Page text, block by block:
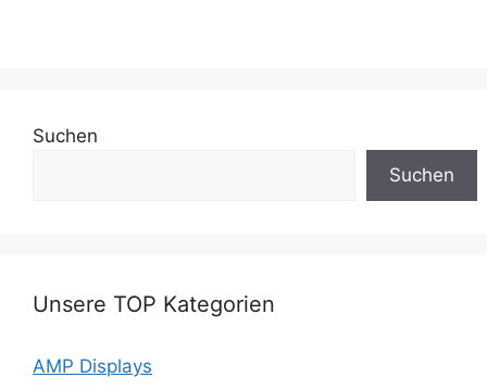
Suchen
Suchen
Unsere TOP Kategorien
AMP Displays